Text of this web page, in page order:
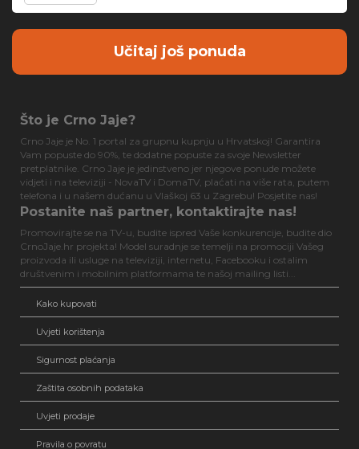
Učitaj još ponuda
Što je Crno Jaje?
Crno Jaje je No. 1 portal za grupnu kupnju u Hrvatskoj! Garantira
Vam popuste do 90%, te dodatne popuste za svoje Newsletter
pretplatnike. Crno Jaje je jedinstveno jer njegove ponude možete
vidjeti i na televiziji - NovaTV i DomaTV, plaćati na više rata, putem
telefona i u našem dućanu u Vlaškoj 63 u Zagrebu! Posjetite nas!
Postanite naš partner, kontaktirajte nas!
Promovirajte se na TV-u, budite ispred Vaše konkurencije, budite dio
CrnoJaje.hr projekta! Model suradnje se temelji na promociji Vašeg
proizvoda ili usluge na televiziji, internetu, Facebooku i ostalim
društvenim i mobilnim platformama te našoj mailing listi...
Kako kupovati
Uvjeti korištenja
Sigurnost plaćanja
Zaštita osobnih podataka
Uvjeti prodaje
Pravila o povratu